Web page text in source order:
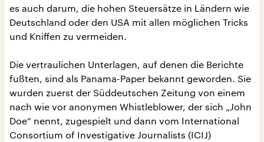
es auch darum, die hohen Steuersätze in Ländern wie
Deutschland oder den USA mit allen möglichen Tricks
und Kniffen zu vermeiden.
Die vertraulichen Unterlagen, auf denen die Berichte
fußten, sind als Panama-Paper bekannt geworden. Sie
wurden zuerst der Süddeutschen Zeitung von einem
nach wie vor anonymen Whistleblower, der sich „John
Doe“ nennt, zugespielt und dann vom International
Consortium of Investigative Journalists (ICIJ)